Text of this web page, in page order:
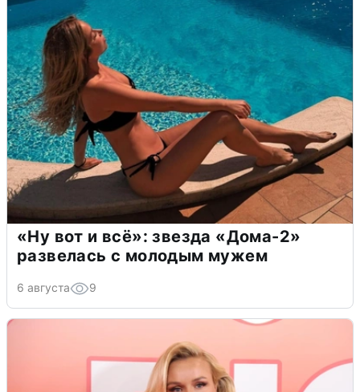
«Ну вот и всё»: звезда «Дома-2»
развелась с молодым мужем
6 августа 9